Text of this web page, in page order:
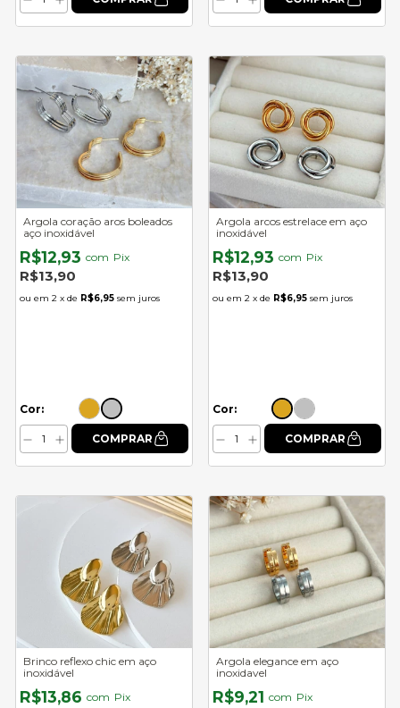
Argola coração aros boleados
aço inoxidável
R$12,93 com Pix
R$13,90
2 x de R$6,95 sem juros
Cor:
Argola arcos estrelace em aço
inoxidável
R$12,93 com Pix
R$13,90
2 x de R$6,95 sem juros
Cor:
Brinco reflexo chic em aço
inoxidável
R$13,86 com Pix
Argola elegance em aço
inoxidavel
R$9,21 com Pix